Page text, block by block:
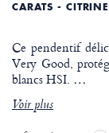
CARATS -
Ce pendentif
Very Good,
blancs HSI. …
Voir plus